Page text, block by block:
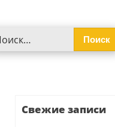
Свежие записи